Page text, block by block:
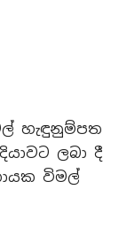
හැඳුනුම්පත
ලබා දී
විමල්